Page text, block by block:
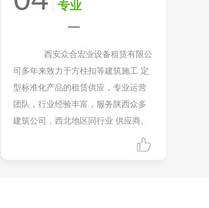
专业
西安众合宏业设备租赁有限公
司多年来致力于方柱扣等建筑施工 定
型标准化产品的租赁供应，专业运营
团队，行业经验丰富，服务陕西众多
建筑公司，西北地区同行业 供应商。